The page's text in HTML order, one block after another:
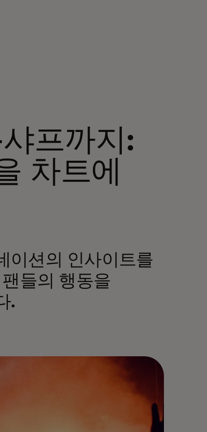
프까지:
차트에
이션의 인사이트를
들의 행동을
.